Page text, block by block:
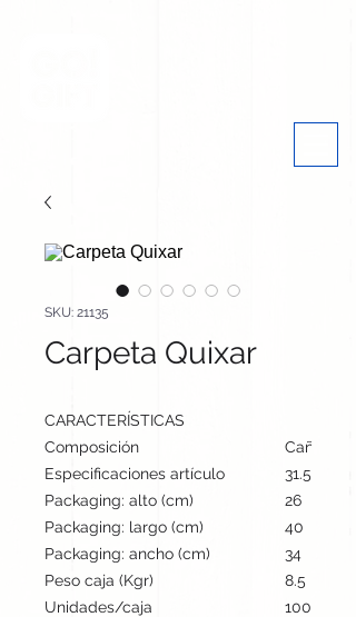
SKU: 21135
Carpeta Quixar
CARACTERÍSTICAS
Composición
Caña de
Especificaciones artículo
31.5 cm
Packaging: alto (cm)
26
Packaging: largo (cm)
40
Packaging: ancho (cm)
34
Peso caja (Kgr)
8.5
Unidades/caja
100